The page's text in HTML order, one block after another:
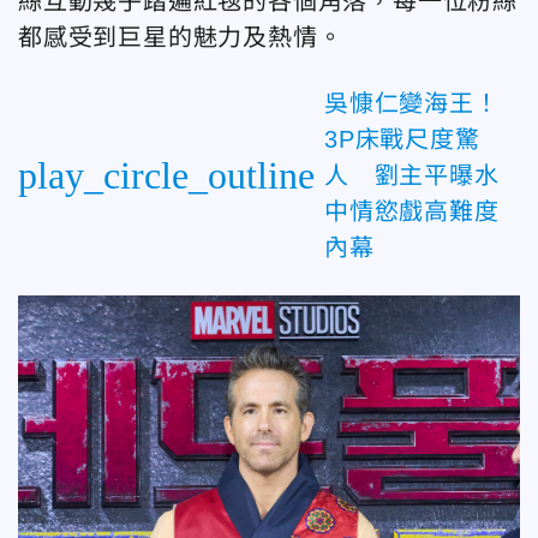
都感受到巨星的魅力及熱情。
play_circle_outline
吳慷仁變海王！
3P床戰尺度驚
人 劉主平曝水
中情慾戲高難度
內幕